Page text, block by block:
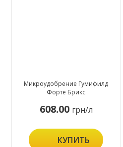
Микроудобрение Гумифилд
Форте Брикс
608.00 грн/л
КУПИТЬ